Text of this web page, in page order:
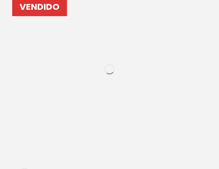
VENDIDO